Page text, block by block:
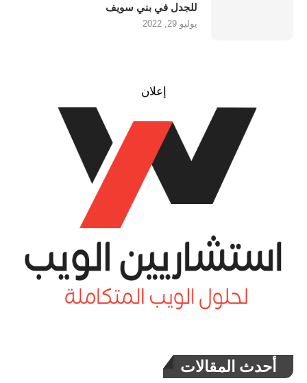
للجدل في بني سويف
يوليو 29, 2022
إعلان
أحدث المقالات